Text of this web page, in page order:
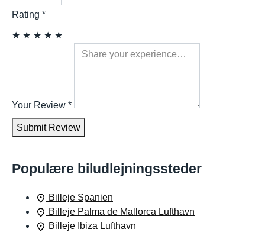
Rating *
★ ★ ★ ★ ★
Your Review *
Submit Review
Populære biludlejningssteder
Billeje Spanien
Billeje Palma de Mallorca Lufthavn
Billeje Ibiza Lufthavn